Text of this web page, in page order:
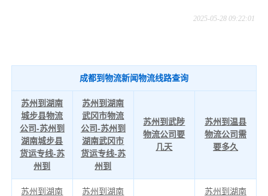
2025-05-28 09:22:01
成都到物流新闻物流线路查询
苏州到湖南
城步县物流
公司-苏州到
湖南城步县
货运专线-苏
州到
苏州到湖南
武冈市物流
公司-苏州到
湖南武冈市
货运专线-苏
州到
苏州到武陟
物流公司要
几天
苏州到温县
物流公司需
要多久
苏州到湖南
苏州到湖南
苏州到湖南